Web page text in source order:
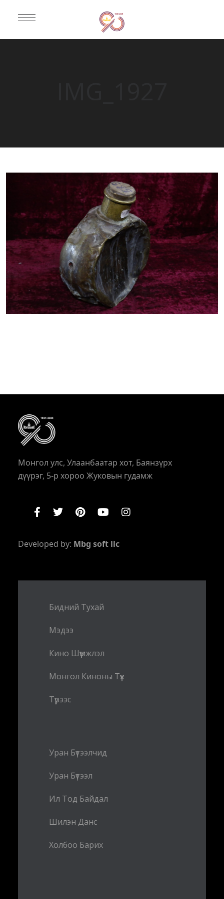
Монгол улс, Улаанбаатар хот, Баянзүрх
дүүрэг, 5-р хороо Жуковын гудамж
Developed by: Mbg soft llc
Бидний Тухай
Мэдээ
Кино Шүүмжлэл
Монгол Киноны Түүх
Түрээс
Уран Бүтээлчид
Уран Бүтээл
Ил Тод Байдал
Шилэн Данс
Холбоо Барих